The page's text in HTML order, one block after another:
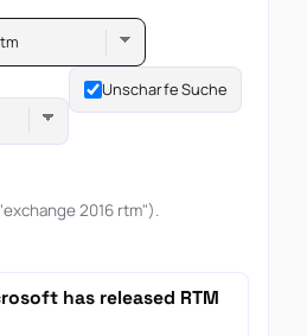
Unscharfe Suche
2016 rtm").
has released RTM